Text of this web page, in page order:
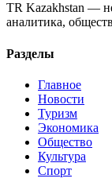
TR Kazakhstan —
аналитика,
Разделы
Главное
Новости
Туризм
Экономика
Общество
Культура
Спорт